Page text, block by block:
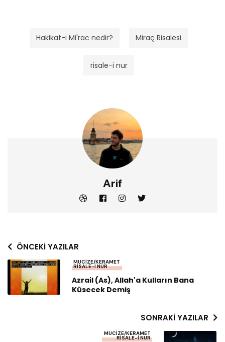
Hakikat-i Mi'rac nedir? Miraç Risalesi
risale-i nur
Arif
ÖNCEKI YAZILAR
MUCIZE/KERAMET
RISALE-I NUR
Azrail (as), Allah'a Kulların Bana
Küsecek Demiş
SONRAKI YAZILAR
MUCIZE/KERAMET
RISALE-I NUR